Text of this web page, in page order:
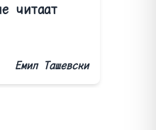
читаат
Емил Ташевски